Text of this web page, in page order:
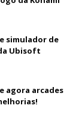
simulador de
Ubisoft
agora arcades